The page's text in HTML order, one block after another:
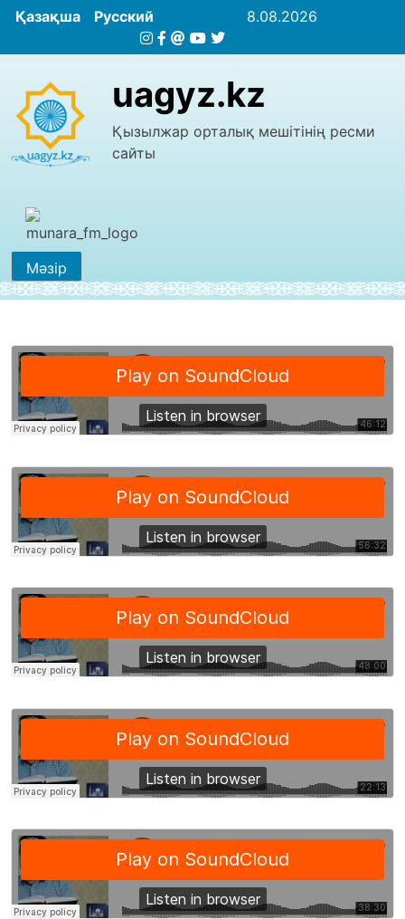
Қазақша Русский 8.08.2026
uagyz.kz
Қызылжар орталық мешітінің ресми
сайты
Мәзір